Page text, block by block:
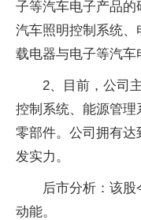
子等汽车电子产品
汽车照明控制系统
载电器与电子等汽车
2、目前，公司
控制系统、能源管
零部件。公司拥有
发实力。
后市分析：该
动能。